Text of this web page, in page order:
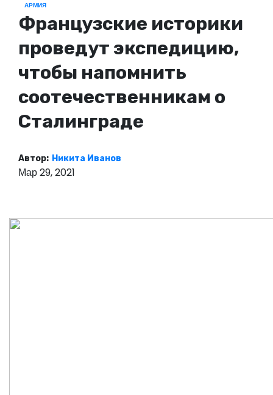
АРМИЯ
Французские историки
проведут экспедицию,
чтобы напомнить
соотечественникам о
Сталинграде
Автор: Никита Иванов
Мар 29, 2021